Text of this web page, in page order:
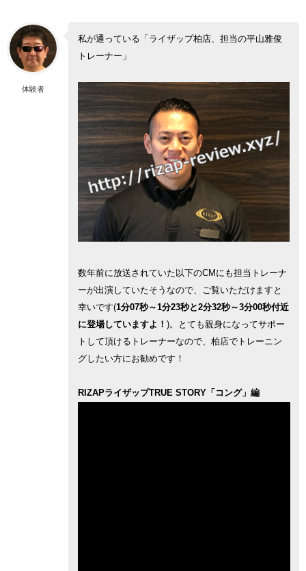
体験者
私が通っている「ライザップ柏店、担当の平山雅俊
トレーナー」
数年前に放送されていた以下のCMにも担当トレーナ
ーが出演していたそうなので、ご覧いただけますと
幸いです(1分07秒～1分23秒と2分32秒～3分00秒付近
に登場していますよ！ )。とても親身になってサポー
トして頂けるトレーナーなので、柏店でトレーニン
グしたい方にお勧めです！
RIZAPライザップTRUE STORY「コング」編